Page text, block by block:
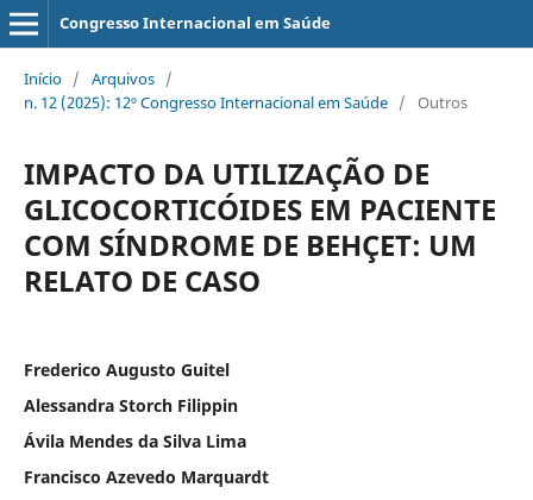
Congresso Internacional em Saúde
Início / Arquivos /
n. 12 (2025): 12º Congresso Internacional em Saúde / Outros
IMPACTO DA UTILIZAÇÃO DE
GLICOCORTICÓIDES EM PACIENTE
COM SÍNDROME DE BEHÇET: UM
RELATO DE CASO
Frederico Augusto Guitel
Alessandra Storch Filippin
Ávila Mendes da Silva Lima
Francisco Azevedo Marquardt